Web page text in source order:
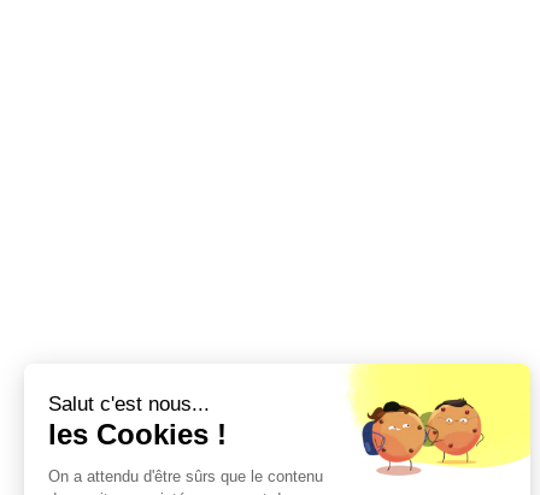
Salut c'est nous...
les Cookies !
On a attendu d'être sûrs que le contenu